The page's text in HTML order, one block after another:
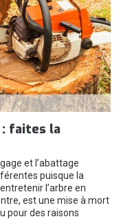
faites la
et l’abattage
puisque la
l’arbre en
est une mise à mort
pour des raisons